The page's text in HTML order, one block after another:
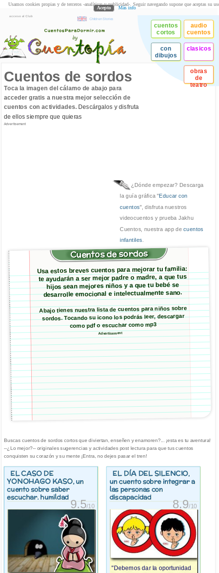
acceso al Club
Children Stories
cuentos
cortos
audio
cuentos
con
dibujos
clasicos
obras
de
teatro
Cuentos de sordos
Toca la imagen del cálamo de abajo para
acceder gratis a nuestra mejor selección de
cuentos con actividades.Descárgalos y disfruta
de ellos siempre que quieras
Advertisement
¿Dónde empezar? Descarga
la guía gráfica "Educar con
cuentos", disfruta nuestros
videocuentos y prueba Jakhu
Cuentos, nuestra app decuentos
infantiles.
Cuentos de sordos
Usa estos breves cuentos para mejorar tu familia:
te ayudarán a ser mejor padre o madre, a que tus
hijos sean mejores niños y a que tu bebé se
desarrolle emocional e intelectualmente sano.
Abajo tienes nuestra lista de cuentos para niños sobre
sordos. Tocando su icono los podrás leer, descargar
como pdf o escuchar como mp3
Advertisement
Buscas cuentos de sordos cortos que diviertan, enseñen y enamoren?... ¡esta es tu aventura!
--¿Lo mejor?-- originales sugerencias y actividades post lectura para que tus cuentos
conquisten su corazón y su mente ¡Entra, no dejes pasar el tren!
EL CASO DE
YONOHAGO KASO, un
cuento sobre saber
escuchar. humildad
9.5/10
EL DÍA DEL SILENCIO,
un cuento sobre integrar a
las personas con
discapacidad
8.9/10
"Debemos dar la oportunidad
Usamos cookies propias y de terceros -analíticas y publicidad-. Seguir navegando supone que aceptas su
Acepto Más info